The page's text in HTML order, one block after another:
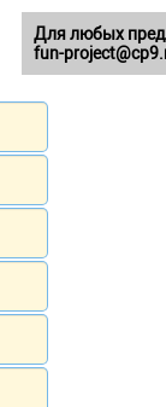
Для любых
fun-